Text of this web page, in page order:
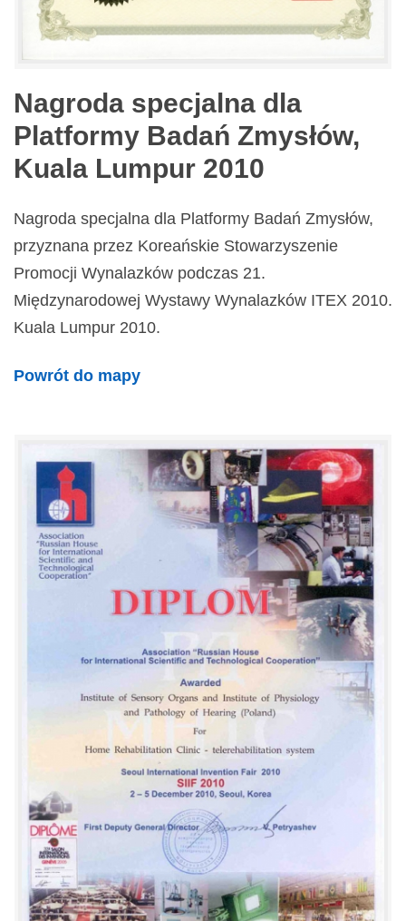
Nagroda specjalna dla
Platformy Badań Zmysłów,
Kuala Lumpur 2010
Nagroda specjalna dla Platformy Badań Zmysłów,
przyznana przez Koreańskie Stowarzyszenie
Promocji Wynalazków podczas 21.
Międzynarodowej Wystawy Wynalazków ITEX 2010.
Kuala Lumpur 2010.
Powrót do mapy